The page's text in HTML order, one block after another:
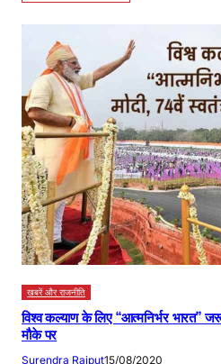
खबरें और राजनीति
विश्व कल्याण के लिए ‘‘आत्मनिर्भर भारत’’
मौके पर
Surendra Rajput15/08/2020